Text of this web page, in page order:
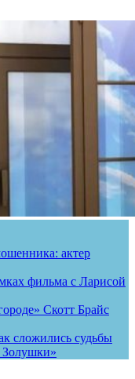
актер
фильма с Ларисой
Скотт Брайс
сложились судьбы
Золушки»